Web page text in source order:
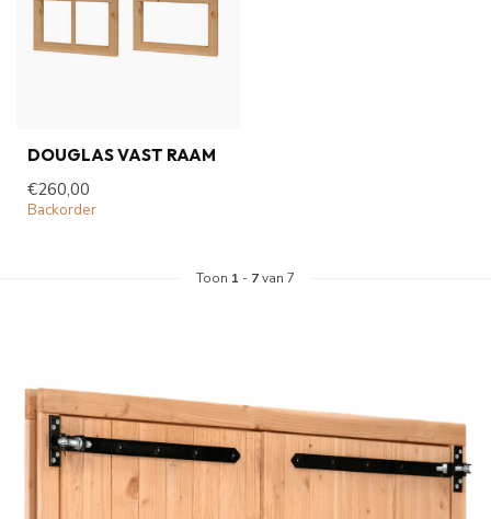
DOUGLAS VAST RAAM
€260,00
Backorder
Toon 1 - 7van 7